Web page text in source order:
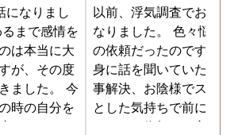
になりまし
まで感情を
は本当に大
が、その度
ました。 今
時の自分を
めてくださ
以前、浮気調査でお世話
なりました。 色々悩ん
の依頼だったのですが、
身に話を聞いていただき
事解決、お陰様でスッキ
とした気持ちで前に進め
います。依頼して良かっ